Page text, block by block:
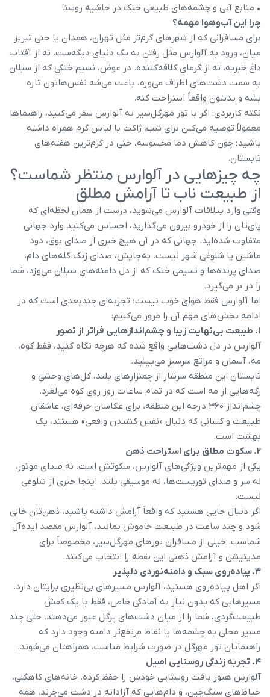
• منابع آبی و چشمه‌های طبیعی خنک در حاشیه روستا
چرا این آب‌وهوا مهمه؟
برای مسافرانی که از شهرهای گرم‌تر مثل تهران، همدان یا حتی تبریز
میان، ورود به آلوارس مثل رفتن به یک دنیای دیگه‌ست. نه از آفتاب
داغ خبریه، نه از گرمای کلافه‌کننده. در عوض، نسیم خنکی که از سبلان
به سمت دشت‌های اطراف می‌وزه، باعث می‌شه نفس‌هاتون تازه
بشه و بدنتون واقعاً استراحت کنه.
نکته کاربردی: اگر با تور مهرگل‌سیر به آلوارس سفر می‌کنید، راهنماها
معمولاً توصیه می‌کنن برای شب، ژاکت یا لباس گرم همراه داشته
باشید؛ چون کاهش دما محسوسه، حتی در گرم‌ترین هفته‌های
تابستان.
چه چیزهایی در آلوارس منتظر شماست؟
از طبیعت ناب تا آرامش مطلق
وقتی وارد ییلاقات آلوارس می‌شوید، درست از همان لحظه‌ای که
پای‌تان را از خودرو بیرون می‌گذارید، احساس می‌کنید وارد جهانی
متفاوت شده‌اید. جهانی که در آن هیچ خبری از صدای بوق، دود
ماشین یا شلوغی شهر نیست. به‌جایش، صدای زنگ گله‌های دام،
صدای پرنده‌ها و نسیمی خنک که از دل دامنه‌های سبلان می‌وزد، شما
را در بر می‌گیرد.
اما آلوارس فقط هوای خوب نیست؛ تجربه‌ای چندبعدی است که در
ادامه بخش‌های مهم آن را مرور می‌کنیم:
۱. طبیعت بی‌نهایت زیبا و چشم‌اندازهایی فراتر از تصور
آلوارس در دل دشت‌هایی واقع شده که هرچه نگاه کنید، فقط کوه،
مه، آسمان و مراتع سرسبز می‌بینید.
تابستان این منطقه سرشار از چمنزارهای بلند، گل‌های وحشی و
رگه‌هایی از مه است که در تمام ساعات روز روی کوه می‌لغزد.
چشم‌انداز ۳۶۰ درجه این منطقه، برای عکاسان حرفه‌ای، عاشقان
طبیعت و کسانی که دنبال «نفس کشیدن واقعی» هستند، یک
بهشت است.
۲. سکوت مطلق برای استراحت ذهن
یکی از مهم‌ترین ویژگی‌های آلوارس، سکوتش است. نه صدای موتور،
نه سر و صدای توریست‌ها، نه موسیقی بلند. اینجا خبری از شلوغی
نیست.
اگر دنبال جایی هستید که واقعاً آرامش داشته باشید، ذهن‌تان خالی
شود و چند ساعت در طبیعت خاموش بمانید، آلوارس مقصد ایده‌آل
شماست. خیلی از مسافران تورهای مهرگل‌سیر، مخصوصاً برای
مدیتیشن و آرامش ذهنی این نقطه را انتخاب می‌کنند.
۳. پیاده‌روی سبک و دامنه‌نوردی دلپذیر
اگر اهل پیاده‌روی هستید، آلوارس مسیرهای بی‌نظیری برایتان دارد.
مسیرهایی که بدون نیاز به آمادگی خاص، فقط با یک کفش
طبیعت‌گردی، شما را از میان دشت‌های پرگل عبور می‌دهند. حتی چند
مسیر محلی به چشمه‌ها یا نقاط مرتفع‌تر دامنه وجود دارد که
راهنمایان تور مهرگل در صورت شرایط مناسب، همراهتان می‌شوند.
۴. تجربه زندگی روستایی اصیل
آلوارس هنوز بافت روستایی خودش را حفظ کرده. خانه‌های کاهگلی،
حیاط‌های سنگ‌چین، و دام‌هایی که آزادانه در دشت می‌چرند، همه